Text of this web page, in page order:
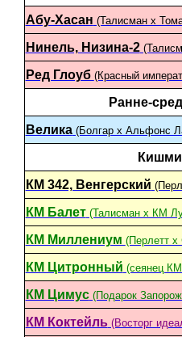
Абу-Хасан (Талисман х
Нинель, Низина-2
Ред Глоуб (Красный
Ранне-
Велика(Болгар х Альфонс
КМ 342, Венгерский
КМ Балет(Талисман x КМ
КМ Миллениум (Перлетт
КМ Цитронный (сеянец
КМ Цимус(Подарок
КМ Коктейль(Восторг